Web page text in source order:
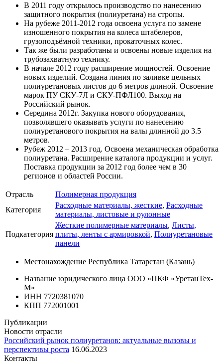
В 2011 году открылось производство по нанесению
защитного покрытия (полиуретана) на стропы.
На рубеже 2011-2012 года освоена услуга по замене
изношенного покрытия на колеса штабелеров,
грузоподъёмной техники, прокаточных колес.
Так же были разработаны и освоены новые изделия на
трубозахватную технику.
В начале 2012 году расширение мощностей. Освоение
новых изделий. Создана линия по заливке цельных
полиуретановых листов до 6 метров длиной. Освоение
марок ПУ СКУ-7Л и СКУ-ПФЛ100. Выход на
Российский рынок.
Середина 2012г. Закупка нового оборудования,
позволявшего оказывать услуги по нанесению
полиуретанового покрытия на валы длинной до 3.5
метров.
Рубеж 2012 – 2013 год. Освоена механическая обработка
полиуретана. Расширение каталога продукции и услуг.
Поставка продукции за 2012 год более чем в 30
регионов и областей России.
Отрасль
Полимерная продукция
Категория
Расходные материалы, жесткие, Расходные
материалы, листовые и рулонные
Подкатегория
Жесткие полимерные материалы, Листы,
плиты, ленты с армировкой, Полиуретановые
панели
Местонахождение Республика Татарстан (Казань)
Название юридического лица ООО «ПКФ «УретанТех-
М»
ИНН 7720381070
КПП 772001001
Публикации
Новости отрасли
Российский рынок полиуретанов: актуальные вызовы и
перспективы роста 16.06.2023
Контакты